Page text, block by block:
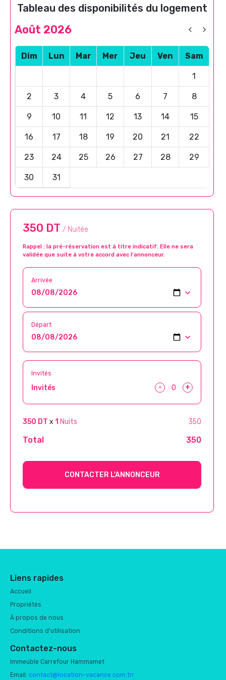
Tableau des disponibilités du logement
Août 2026
Dim Lun Mar Mer Jeu Ven Sam
1
2 3 4 5 6 7 8
9 10 11 12 13 14 15
16 17 18 19 20 21 22
23 24 25 26 27 28 29
30 31
350 DT / Nuitée
Rappel : la pré-réservation est à titre indicatif. Elle ne sera
validée que suite à votre accord avec l’annonceur.
Arrivée
Départ
Invités
Invités - +
350 DT x 1 Nuits 350
Total 350
CONTACTER L'ANNONCEUR
Liens rapides
Accueil
Propriétés
À propos de nous
Conditions d'utilisation
Contactez-nous
Immeuble Carrefour Hammamet
Email: contact@location-vacance.com.tn